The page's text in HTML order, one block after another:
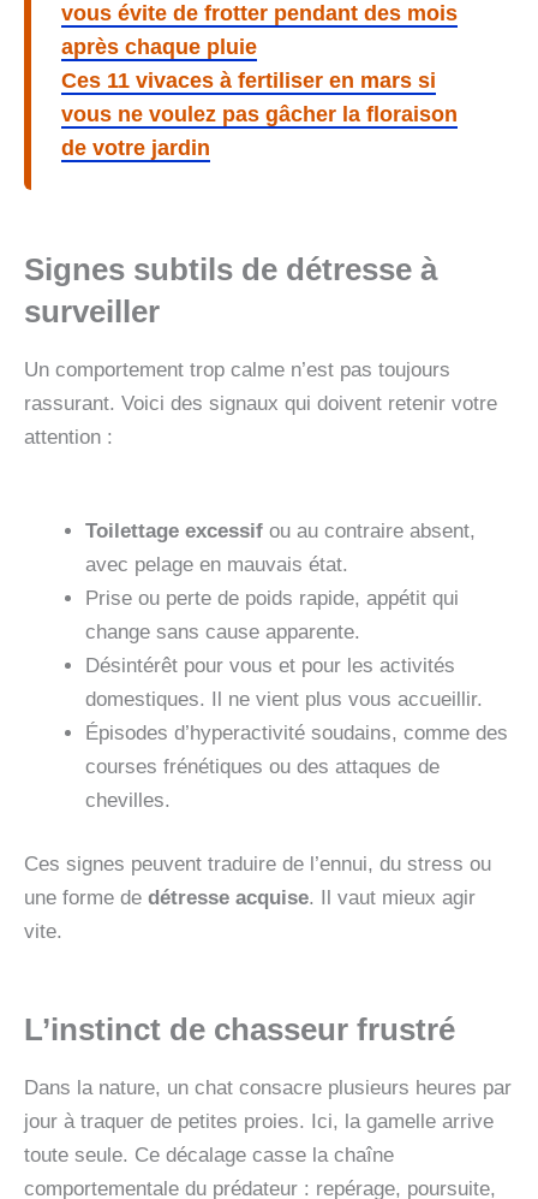
vous évite de frotter pendant des mois
après chaque pluie
Ces 11 vivaces à fertiliser en mars si
vous ne voulez pas gâcher la floraison
de votre jardin
Signes subtils de détresse à
surveiller
Un comportement trop calme n’est pas toujours
rassurant. Voici des signaux qui doivent retenir votre
attention :
Toilettage excessif ou au contraire absent,
avec pelage en mauvais état.
Prise ou perte de poids rapide, appétit qui
change sans cause apparente.
Désintérêt pour vous et pour les activités
domestiques. Il ne vient plus vous accueillir.
Épisodes d’hyperactivité soudains, comme des
courses frénétiques ou des attaques de
chevilles.
Ces signes peuvent traduire de l’ennui, du stress ou
une forme de détresse acquise. Il vaut mieux agir
vite.
L’instinct de chasseur frustré
Dans la nature, un chat consacre plusieurs heures par
jour à traquer de petites proies. Ici, la gamelle arrive
toute seule. Ce décalage casse la chaîne
comportementale du prédateur : repérage, poursuite,